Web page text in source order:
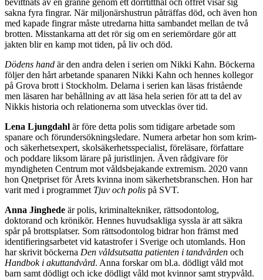
bevittnats av en granne genom ett dörrtitthål och offret visar sig
sakna fyra fingrar. När miljonärshustrun påträffas död, och även hon
med kapade fingrar måste utredarna hitta sambandet mellan de två
brotten. Misstankarna att det rör sig om en seriemördare gör att
jakten blir en kamp mot tiden, på liv och död.
Dödens hand är den andra delen i serien om Nikki Kahn. Böckerna
följer den hårt arbetande spanaren Nikki Kahn och hennes kollegor
på Grova brott i Stockholm. Delarna i serien kan läsas fristående
men läsaren har behållning av att läsa hela serien för att ta del av
Nikkis historia och relationerna som utvecklas över tid.
Lena Ljungdahl är före detta polis som tidigare arbetade som
spanare och förundersökningsledare. Numera arbetar hon som krim-
och säkerhetsexpert, skolsäkerhetsspecialist, föreläsare, författare
och poddare liksom lärare på juristlinjen. Även rådgivare för
myndigheten Centrum mot våldsbejakande extremism. 2020 vann
hon Qnetpriset för Årets kvinna inom säkerhetsbranschen. Hon har
varit med i programmet Tjuv och polis på SVT.
Anna Jinghede är polis, kriminaltekniker, rättsodontolog,
doktorand och krönikör. Hennes huvudsakliga syssla är att säkra
spår på brottsplatser. Som rättsodontolog bidrar hon främst med
identifieringsarbetet vid katastrofer i Sverige och utomlands. Hon
har skrivit böckerna Den våldsutsatta patienten i tandvården och
Handbok i akuttandvård. Anna forskar om bl.a. dödligt våld mot
barn samt dödligt och icke dödligt våld mot kvinnor samt strypvåld.